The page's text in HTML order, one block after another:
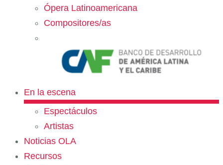
Ópera Latinoamericana
Compositores/as
En la escena
Espectáculos
Artistas
Noticias OLA
Recursos